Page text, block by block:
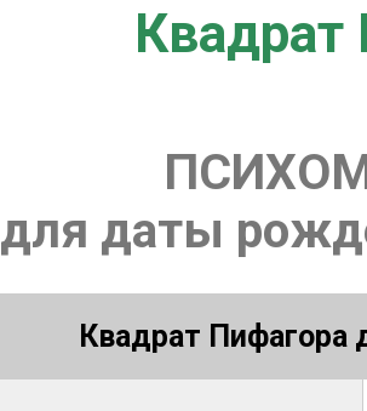
Квадрат
для даты
Квадрат Пифагора